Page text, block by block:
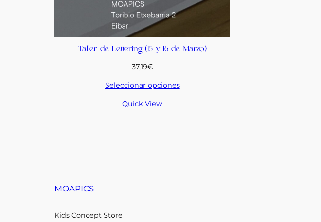
Taller de Lettering (15 y 16 de Marzo)
37,19€
Seleccionar opciones
Quick View
MOAPICS
Kids Concept Store